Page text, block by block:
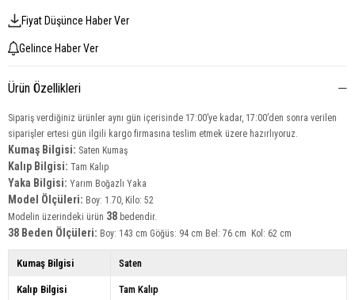
Fiyat Düşünce Haber Ver
Gelince Haber Ver
Ürün Özellikleri
Sipariş verdiğiniz ürünler aynı gün içerisinde 17:00’ye kadar, 17:00’den sonra verilen
siparişler ertesi gün ilgili kargo firmasına teslim etmek üzere hazırlıyoruz.
Kumaş Bilgisi: Saten Kumaş
Kalıp Bilgisi: Tam Kalıp
Yaka Bilgisi: Yarım Boğazlı Yaka
Model Ölçüleri: Boy: 1.70, Kilo: 52
Modelin üzerindeki ürün 38 bedendir.
38 Beden Ölçüleri: Boy: 143 cm Göğüs: 94 cm Bel: 76 cm Kol: 62 cm
Kumaş Bilgisi Saten
Kalıp Bilgisi Tam Kalıp